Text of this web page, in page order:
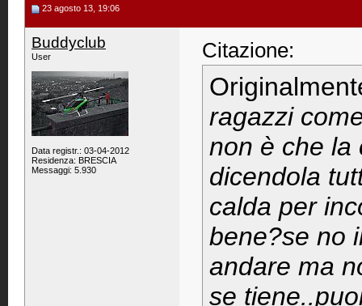
23 agosto 13, 19:06
Buddyclub
User
Data registr.: 03-04-2012
Residenza: BRESCIA
Messaggi: 5.930
Citazione:
ragazzi
non è che la
dicendola
calda per
bene?se no
andare ma
se